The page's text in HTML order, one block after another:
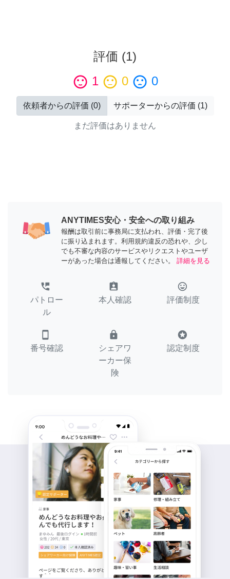
評価 (1)
sentiment_satisfied 1 sentiment_neutral 0 sentiment_dissatisfied 0
依頼者からの評価 (0) サポーターからの評価 (1)
まだ評価はありません
ANYTIMES安心・安全への取り組み
報酬は取引前に事務局に支払われ、評価・完了後
に振り込まれます。利用規約違反の恐れや、少し
でも不審な内容のサービスやリクエストやユーザ
ーがあった場合は通報してください。
詳細を見る
perm_phone_msg
パトロー
ル
assignment_ind
本人確認
tag_faces
評価制度
smartphone
番号確認
lock
シェアワ
ーカー保
険
stars
認定制度